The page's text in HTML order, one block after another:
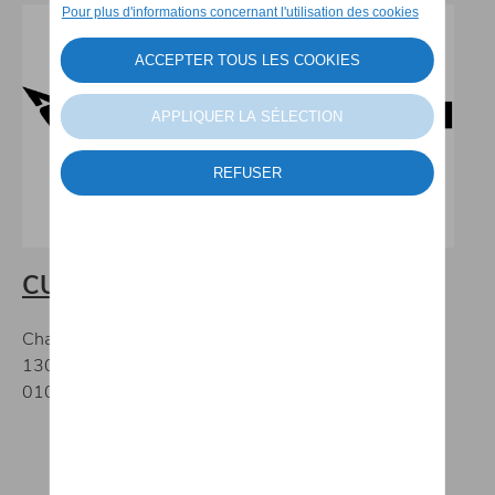
CUPRA Percy Motors
Chaussée De Louvain 473 A,
1300 Wavre
010 56 06 90